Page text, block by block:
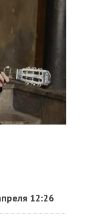
12:26